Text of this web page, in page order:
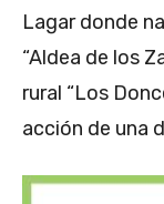
Lagar donde
“Aldea de los
rural “Los
acción de una